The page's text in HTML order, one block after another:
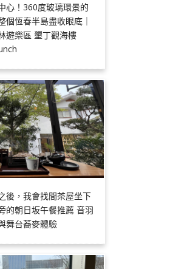
心！360度玻璃環景的
個恆春半島盡收眼底｜
遊樂區 墾丁觀海樓
後，我會找間茶屋坐下
的朝日坂午餐推薦 音羽
舞台蕎麥體驗